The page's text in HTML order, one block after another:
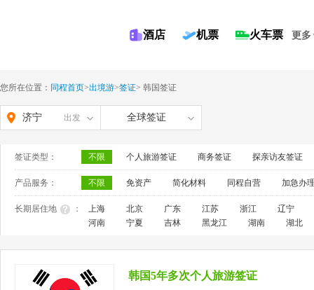
酒店 机票 火车票 更多
您所在位置： 同程首页>出境游>签证> 韩国签证
济宁 出发 全球签证
签证类型： 不限 个人旅游签证 商务签证 探亲访友签证
产品服务： 不限 免资产 简化材料 同程自营 加急办
长期居住地 ： 上海 北京 广东 江苏 浙江
辽宁
河南
宁夏 吉林 黑龙江 湖南 湖北
韩国5年多次个人旅游签证